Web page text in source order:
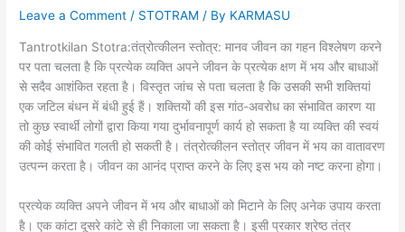
Leave a Comment / STOTRAM / By KARMASU
Tantrotkilan Stotra:तंत्रोत्कीलन स्तोत्र: मानव जीवन का गहन विश्लेषण करने
पर पता चलता है कि प्रत्येक व्यक्ति अपने जीवन के प्रत्येक क्षण में भय और बाधाओं
से सदैव आशंकित रहता है। विस्तृत जांच से पता चलता है कि उसकी सभी शक्तियां
एक जटिल बंधन में बंधी हुई हैं। शक्तियों की इस गांठ-अवरोध का संभावित कारण या
तो कुछ स्वार्थी लोगों द्वारा किया गया दुर्भावनापूर्ण कार्य हो सकता है या व्यक्ति की स्वयं
की कोई संभावित गलती हो सकती है। तंत्रोत्कीलन स्तोत्र जीवन में भय का वातावरण
उत्पन्न करता है। जीवन का आनंद प्राप्त करने के लिए इस भय को नष्ट करना होगा।
प्रत्येक व्यक्ति अपने जीवन में भय और बाधाओं को मिटाने के लिए अनेक उपाय करता
है। एक कांटा दूसरे कांटे से ही निकाला जा सकता है। इसी प्रकार श्रेष्ठ तंत्र